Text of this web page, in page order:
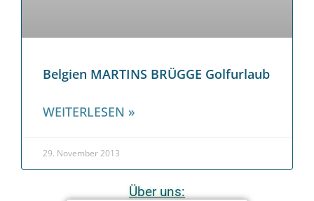
Belgien MARTINS BRÜGGE Golfurlaub
WEITERLESEN »
29. November 2013
Über uns: